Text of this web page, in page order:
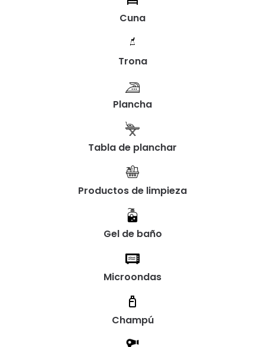
Cuna
Trona
Plancha
Tabla de planchar
Productos de limpieza
Gel de baño
Microondas
Champú